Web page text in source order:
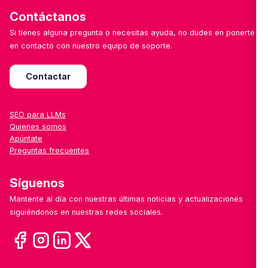
Contáctanos
Si tienes alguna pregunta o necesitas ayuda, no dudes en ponerte
en contacto con nuestro equipo de soporte.
Contactar
SEO para LLMs
Quienes somos
Apúntate
Preguntas frecuentes
Síguenos
Mantente al día con nuestras últimas noticias y actualizaciones
siguiéndonos en nuestras redes sociales.